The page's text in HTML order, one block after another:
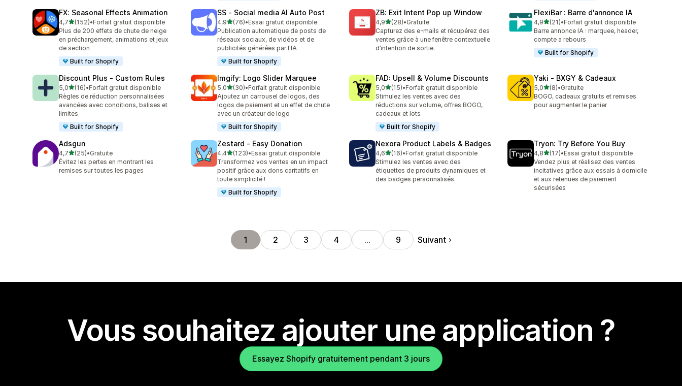
FX: Seasonal Effects Animation
4,7étoile(s) sur 5
(152)
152 avis au total
•Forfait gratuit disponible
Plus de 200 effets de chute de neige
en préchargement, animations et jeux
de section
Built for Shopify
SS ‑ Social media AI Auto Post
4,9étoile(s) sur 5
(76)
76 avis au total
•Essai gratuit disponible
Publication automatique de posts de
réseaux sociaux, de vidéos et de
publicités générées par l'IA
Built for Shopify
ZB: Exit Intent Pop up Window
4,9étoile(s) sur 5
(28)
28 avis au total
•Gratuite
Capturez des e-mails et récupérez des
ventes grâce à une fenêtre contextuelle
d’intention de sortie.
FlexiBar : Barre d'annonce IA
4,9étoile(s) sur 5
(21)
21 avis au total
•Forfait gratuit disponible
Barre annonce IA : marquee, header,
compte a rebours
Built for Shopify
Discount Plus ‑ Custom Rules
5,0étoile(s) sur 5
(16)
16 avis au total
•Forfait gratuit disponible
Règles de réduction personnalisées
avancées avec conditions, balises et
limites
Built for Shopify
Imgify: Logo Slider Marquee
5,0étoile(s) sur 5
(30)
30 avis au total
•Forfait gratuit disponible
Ajoutez un carrousel de logos, des
logos de paiement et un effet de chute
avec un créateur de logo
Built for Shopify
FAD: Upsell & Volume Discounts
5,0étoile(s) sur 5
(15)
15 avis au total
•Forfait gratuit disponible
Stimulez les ventes avec des
réductions sur volume, offres BOGO,
cadeaux et lots
Built for Shopify
Yaki ‑ BXGY & Cadeaux
5,0étoile(s) sur 5
(8)
8 avis au total
•Gratuite
BOGO, cadeaux gratuits et remises
pour augmenter le panier
Adsgun
4,7étoile(s) sur 5
(25)
25 avis au total
•Gratuite
Évitez les pertes en montrant les
remises sur toutes les pages
Zestard ‑ Easy Donation
4,4étoile(s) sur 5
(123)
123 avis au total
•Essai gratuit disponible
Transformez vos ventes en un impact
positif grâce aux dons caritatifs en
toute simplicité !
Built for Shopify
Nexora Product Labels & Badges
4,6étoile(s) sur 5
(16)
16 avis au total
•Forfait gratuit disponible
Stimulez les ventes avec des
étiquettes de produits dynamiques et
des badges personnalisés.
Tryon: Try Before You Buy
4,8étoile(s) sur 5
(17)
17 avis au total
•Essai gratuit disponible
Vendez plus et réalisez des ventes
incitatives grâce aux essais à domicile
et aux retenues de paiement
sécurisées
1 2 3 4 … 9 Suivant
Vous souhaitez ajouter une application ?
Essayez Shopify gratuitement pendant 3 jours